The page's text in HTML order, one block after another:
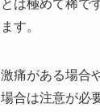
は極めて稀
す。
痛がある場合
合は注意が必